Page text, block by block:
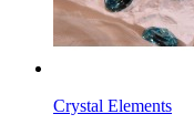
Crystal Elements